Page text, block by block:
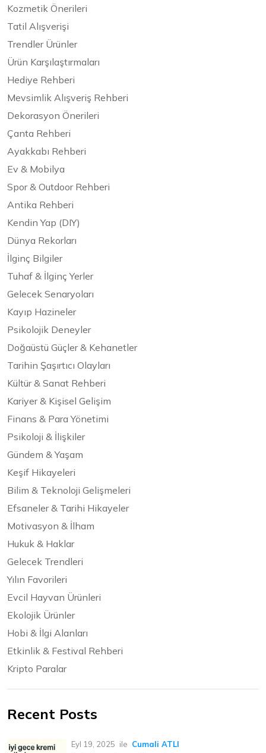
Kozmetik Önerileri
Tatil Alışverişi
Trendler Ürünler
Ürün Karşılaştırmaları
Hediye Rehberi
Mevsimlik Alışveriş Rehberi
Dekorasyon Önerileri
Çanta Rehberi
Ayakkabı Rehberi
Ev & Mobilya
Spor & Outdoor Rehberi
Antika Rehberi
Kendin Yap (DIY)
Dünya Rekorları
İlginç Bilgiler
Tuhaf & İlginç Yerler
Gelecek Senaryoları
Kayıp Hazineler
Psikolojik Deneyler
Doğaüstü Güçler & Kehanetler
Tarihin Şaşırtıcı Olayları
Kültür & Sanat Rehberi
Kariyer & Kişisel Gelişim
Finans & Para Yönetimi
Psikoloji & İlişkiler
Gündem & Yaşam
Keşif Hikayeleri
Bilim & Teknoloji Gelişmeleri
Efsaneler & Tarihi Hikayeler
Motivasyon & İlham
Hukuk & Haklar
Gelecek Trendleri
Yılın Favorileri
Evcil Hayvan Ürünleri
Ekolojik Ürünler
Hobi & İlgi Alanları
Etkinlik & Festival Rehberi
Kripto Paralar
Recent Posts
Eyl 19, 2025 ile Cumali ATLI